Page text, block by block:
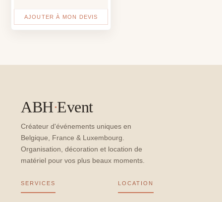
AJOUTER À MON DEVIS
ABH·Event
Créateur d'événements uniques en
Belgique, France & Luxembourg.
Organisation, décoration et location de
matériel pour vos plus beaux moments.
SERVICES LOCATION